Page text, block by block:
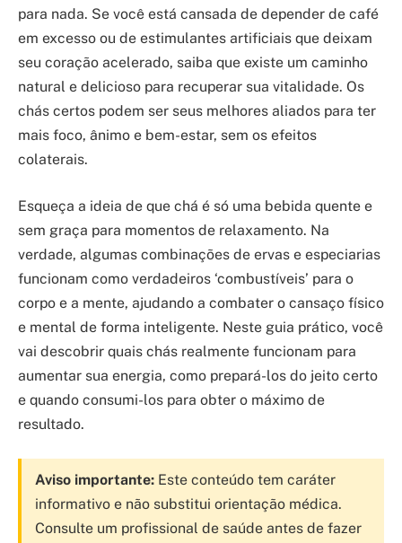
para nada. Se você está cansada de depender de café
em excesso ou de estimulantes artificiais que deixam
seu coração acelerado, saiba que existe um caminho
natural e delicioso para recuperar sua vitalidade. Os
chás certos podem ser seus melhores aliados para ter
mais foco, ânimo e bem-estar, sem os efeitos
colaterais.
Esqueça a ideia de que chá é só uma bebida quente e
sem graça para momentos de relaxamento. Na
verdade, algumas combinações de ervas e especiarias
funcionam como verdadeiros ‘combustíveis’ para o
corpo e a mente, ajudando a combater o cansaço físico
e mental de forma inteligente. Neste guia prático, você
vai descobrir quais chás realmente funcionam para
aumentar sua energia, como prepará-los do jeito certo
e quando consumi-los para obter o máximo de
resultado.
Aviso importante: Este conteúdo tem caráter
informativo e não substitui orientação médica.
Consulte um profissional de saúde antes de fazer